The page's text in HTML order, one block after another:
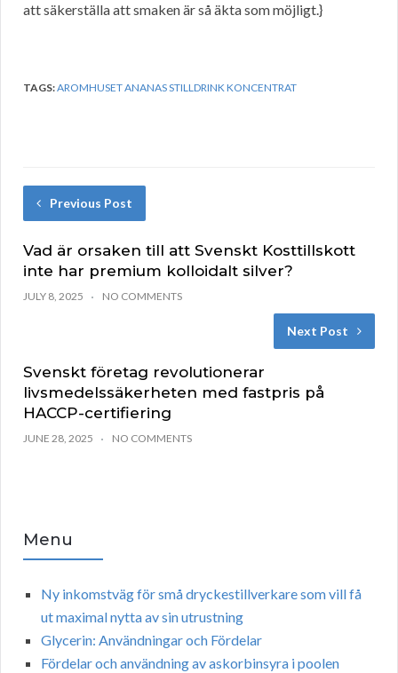
att säkerställa att smaken är så äkta som möjligt.}
TAGS:AROMHUSET ANANAS STILLDRINK KONCENTRAT
Previous Post
Vad är orsaken till att Svenskt Kosttillskott
inte har premium kolloidalt silver?
JULY 8, 2025 NO COMMENTS
Next Post
Svenskt företag revolutionerar
livsmedelssäkerheten med fastpris på
HACCP-certifiering
JUNE 28, 2025 NO COMMENTS
Menu
Ny inkomstväg för små dryckestillverkare som vill få
ut maximal nytta av sin utrustning
Glycerin: Användningar och Fördelar
Fördelar och användning av askorbinsyra i poolen